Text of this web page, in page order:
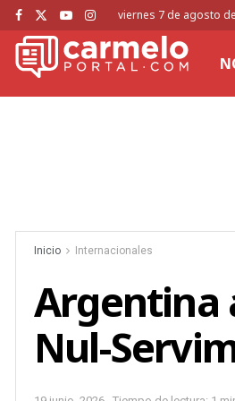
viernes 7 de agosto
Inicio Internacionales
Argentina
Nul-